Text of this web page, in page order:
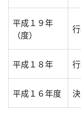
平成１９年
（度）
平成１８年
平成１６年度